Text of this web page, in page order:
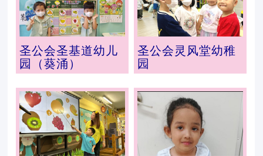
圣公会圣基道幼儿
园（葵涌）
圣公会灵风堂幼稚
园